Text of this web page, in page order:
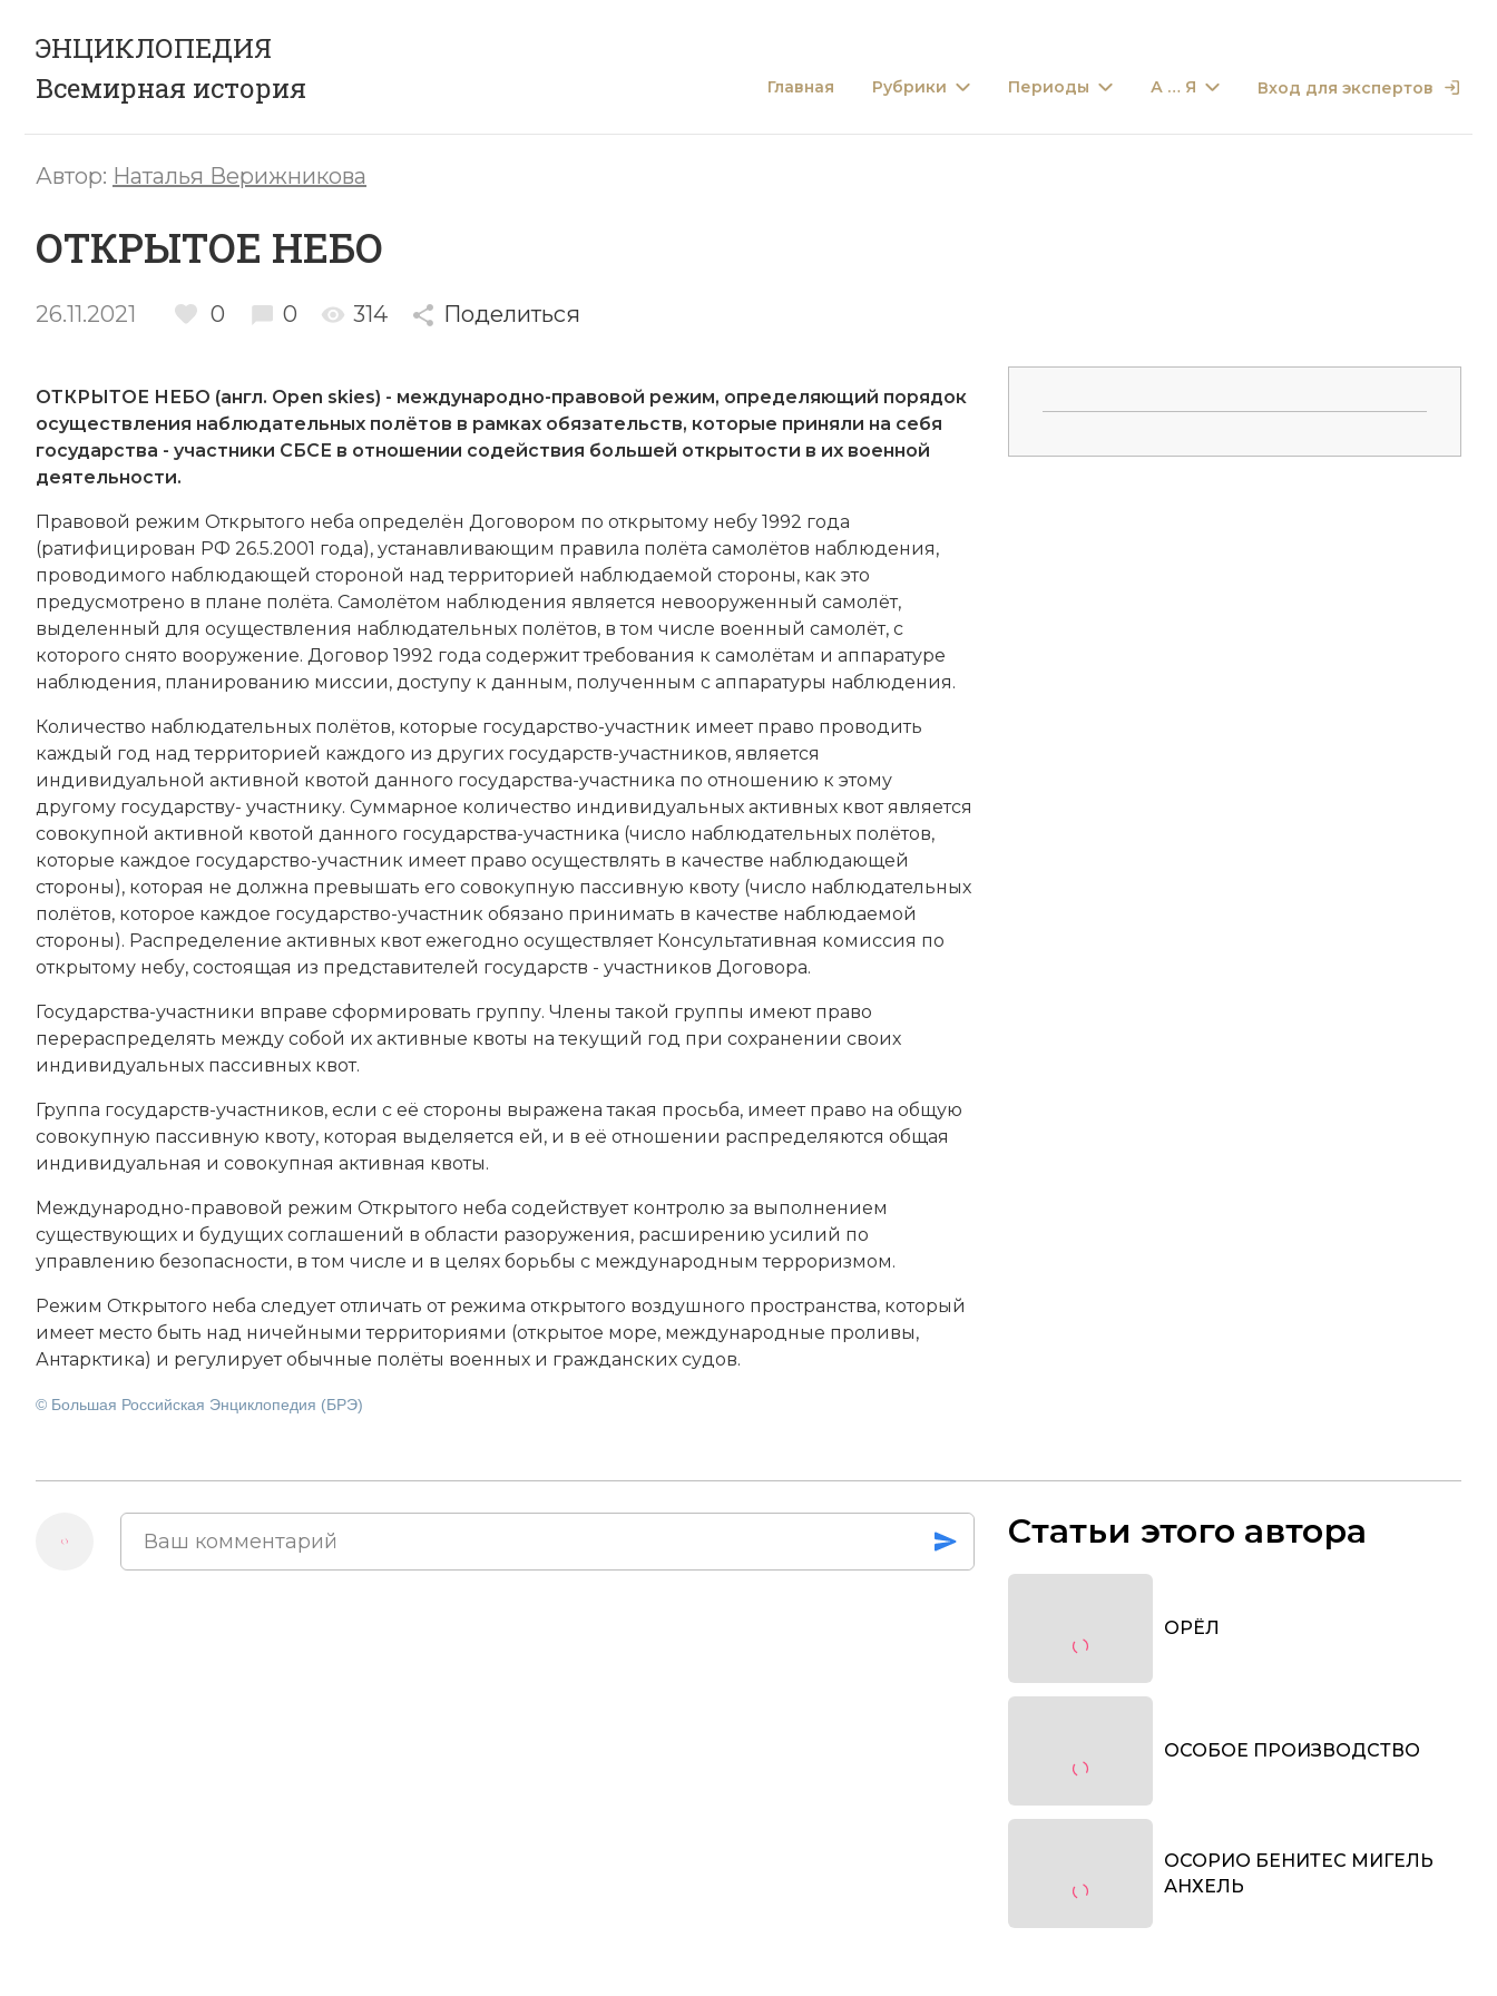
ЭНЦИКЛОПЕДИЯ
Всемирная история
Главная Рубрики Периоды А … Я Вход для экспертов
Автор: Наталья Верижникова
ОТКРЫТОЕ НЕБО
26.11.2021 0 0 314 Поделиться
ОТКРЫТОЕ НЕБО (англ. Open skiеs) - международно-правовой режим, определяющий порядок
осуществления наблюдательных полётов в рамках обязательств, которые приняли на себя
государства - участники СБСЕ в отношении содействия большей открытости в их военной
деятельности.
Правовой режим Открытого неба определён Договором по открытому небу 1992 года
(ратифицирован РФ 26.5.2001 года), устанавливающим правила полёта самолётов наблюдения,
проводимого наблюдающей стороной над территорией наблюдаемой стороны, как это
предусмотрено в плане полёта. Самолётом наблюдения является невооруженный самолёт,
выделенный для осуществления наблюдательных полётов, в том числе военный самолёт, с
которого снято вооружение. Договор 1992 года содержит требования к самолётам и аппаратуре
наблюдения, планированию миссии, доступу к данным, полученным с аппаратуры наблюдения.
Количество наблюдательных полётов, которые государство-участник имеет право проводить
каждый год над территорией каждого из других государств-участников, является
индивидуальной активной квотой данного государства-участника по отношению к этому
другому государству- участнику. Суммарное количество индивидуальных активных квот является
совокупной активной квотой данного государства-участника (число наблюдательных полётов,
которые каждое государство-участник имеет право осуществлять в качестве наблюдающей
стороны), которая не должна превышать его совокупную пассивную квоту (число наблюдательных
полётов, которое каждое государство-участник обязано принимать в качестве наблюдаемой
стороны). Распределение активных квот ежегодно осуществляет Консультативная комиссия по
открытому небу, состоящая из представителей государств - участников Договора.
Государства-участники вправе сформировать группу. Члены такой группы имеют право
перераспределять между собой их активные квоты на текущий год при сохранении своих
индивидуальных пассивных квот.
Группа государств-участников, если с её стороны выражена такая просьба, имеет право на общую
совокупную пассивную квоту, которая выделяется ей, и в её отношении распределяются общая
индивидуальная и совокупная активная квоты.
Международно-правовой режим Открытого неба содействует контролю за выполнением
существующих и будущих соглашений в области разоружения, расширению усилий по
управлению безопасности, в том числе и в целях борьбы с международным терроризмом.
Режим Открытого неба следует отличать от режима открытого воздушного пространства, который
имеет место быть над ничейными территориями (открытое море, международные проливы,
Антарктика) и регулирует обычные полёты военных и гражданских судов.
© Большая Российская Энциклопедия (БРЭ)
Статьи этого автора
ОРЁЛ
ОСОБОЕ ПРОИЗВОДСТВО
ОСОРИО БЕНИТЕС МИГЕЛЬ
АНХЕЛЬ